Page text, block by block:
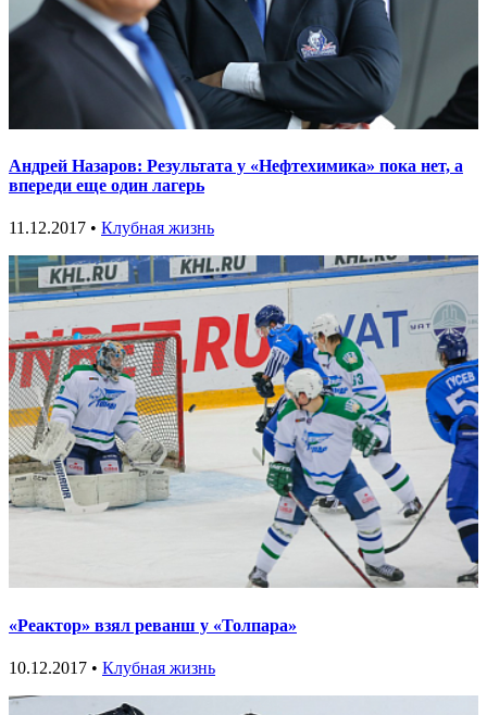
Андрей Назаров: Результата у «Нефтехимика» пока нет, а
впереди еще один лагерь
11.12.2017 • Клубная жизнь
«Реактор» взял реванш у «Толпара»
10.12.2017 • Клубная жизнь